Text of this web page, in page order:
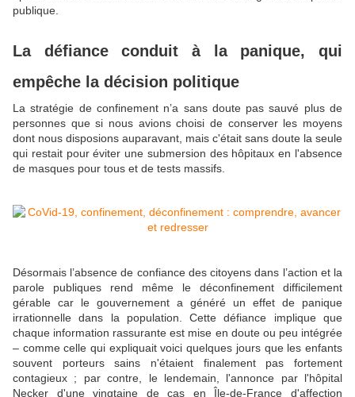
publique.
La défiance conduit à la panique, qui
empêche la décision politique
La stratégie de confinement n’a sans doute pas sauvé plus de
personnes que si nous avions choisi de conserver les moyens
dont nous disposions auparavant, mais c'était sans doute la seule
qui restait pour éviter une submersion des hôpitaux en l'absence
de masques pour tous et de tests massifs.
Désormais l’absence de confiance des citoyens dans l’action et la
parole publiques rend même le déconfinement difficilement
gérable car le gouvernement a généré un effet de panique
irrationnelle dans la population. Cette défiance implique que
chaque information rassurante est mise en doute ou peu intégrée
– comme celle qui expliquait voici quelques jours que les enfants
souvent porteurs sains n'étaient finalement pas fortement
contagieux ; par contre, le lendemain, l'annonce par l'hôpital
Necker d'une vingtaine de cas en Île-de-France d'affection